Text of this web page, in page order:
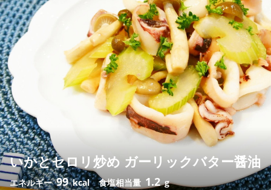
いかとセロリ炒め ガーリックバター醤油
エネルギー99 kcal 食塩相当量 1.2 g